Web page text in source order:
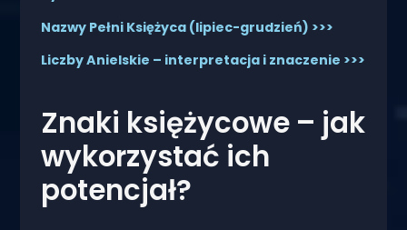
Nazwy Pełni Księżyca (lipiec-grudzień) >>>
Liczby Anielskie – interpretacja i znaczenie >>>
Znaki księżycowe – jak
wykorzystać ich
potencjał?